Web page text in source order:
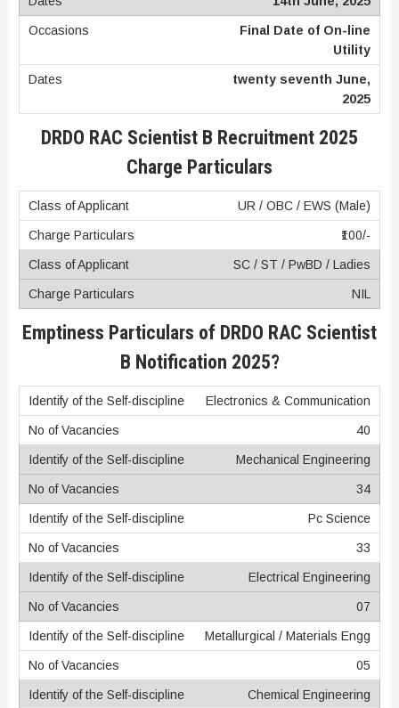
Final Date of On-line
Utility
twenty seventh June,
2025
DRDO RAC Scientist B Recruitment 2025
Charge Particulars
UR / OBC / EWS (Male)
₹100/-
SC / ST / PwBD / Ladies
NIL
Emptiness Particulars of DRDO RAC Scientist
B Notification 2025?
Electronics & Communication
40
Mechanical Engineering
34
Pc Science
33
Electrical Engineering
07
Metallurgical / Materials Engg
05
Chemical Engineering